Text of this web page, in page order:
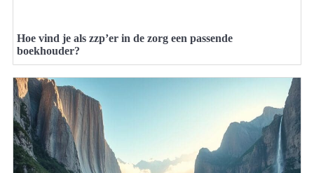
Hoe vind je als zzp’er in de zorg een passende
boekhouder?